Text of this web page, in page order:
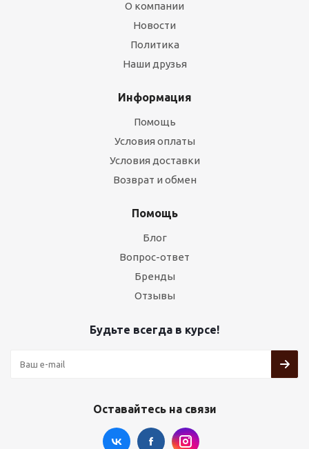
О компании
Новости
Политика
Наши друзья
Информация
Помощь
Условия оплаты
Условия доставки
Возврат и обмен
Помощь
Блог
Вопрос-ответ
Бренды
Отзывы
Будьте всегда в курсе!
Оставайтесь на связи